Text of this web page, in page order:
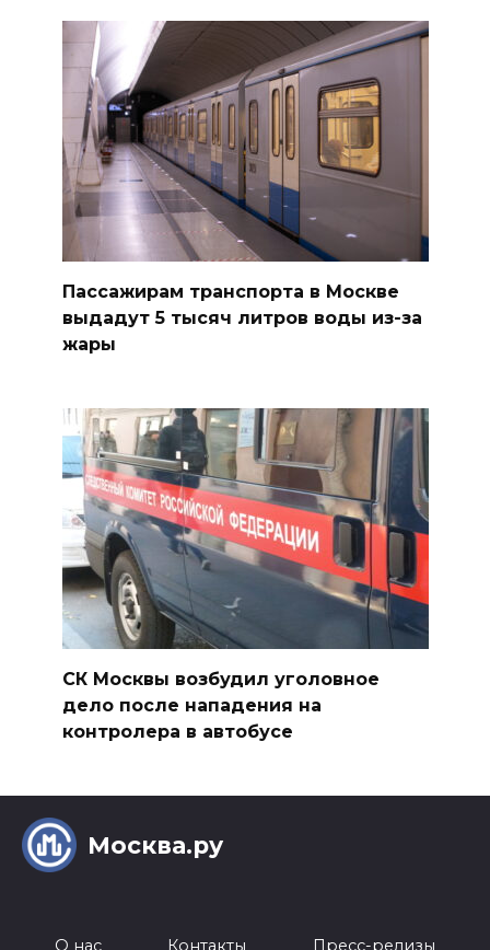
Пассажирам транспорта в Москве
выдадут 5 тысяч литров воды из-за
жары
СК Москвы возбудил уголовное
дело после нападения на
контролера в автобусе
Москва.ру
О нас Контакты Пресс-релизы